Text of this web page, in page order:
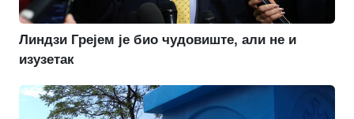
Линдзи Грејем је био чудовиште, али не и
изузетак